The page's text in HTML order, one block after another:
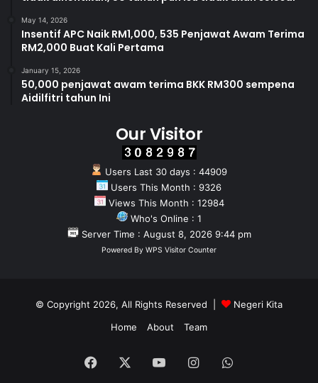
May 14, 2026
Insentif APC Naik RM1,000, 535 Penjawat Awam Terima
RM2,000 Buat Kali Pertama
January 15, 2026
50,000 penjawat awam terima BKK RM300 sempena
Aidilfitri tahun Ini
Our Visitor
Users Last 30 days : 44909
Users This Month : 9326
Views This Month : 12984
Who's Online : 1
Server Time : August 8, 2026 9:44 pm
Powered By WPS Visitor Counter
© Copyright 2026, All Rights Reserved |
Negeri Kita
Home
About Team
Facebook YouTubeInstagramWhatsApp